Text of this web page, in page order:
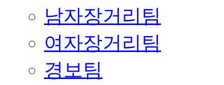
남자장거리팀
여자장거리팀
경보팀